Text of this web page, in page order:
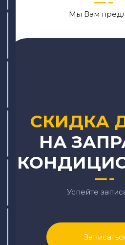
Мы Вам
СКИДКА
НА
Успейте